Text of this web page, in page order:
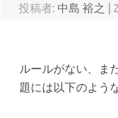
投稿者: 中島 裕之
ルールがない、ま
題には以下のよう